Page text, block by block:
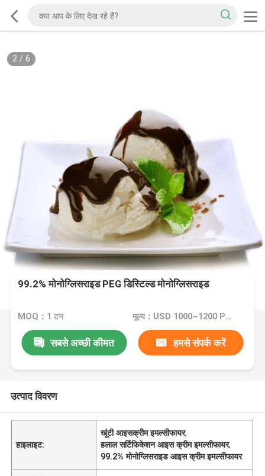
2/ 6
99.2% मोनोग्लिसराइड PEG डिस्टिल्ड मोनोग्लिसराइड
MOQ：1 टन मूल्य：USD 1000~1200 Per Ton
सबसे अच्छी कीमत हमसे संपर्क करें
उत्पाद विवरण
हाइलाइट:
खूंटी आइसक्रीम इमल्सीफायर,
हलाल सर्टिफिकेशन आइस क्रीम इमल्सीफायर,
99.2% मोनोग्लिसराइड आइस क्रीम इमल्सीफायर